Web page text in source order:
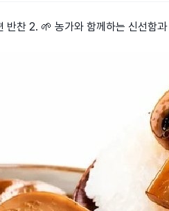
찬 2. 🌱 농가와 함께하는 신선